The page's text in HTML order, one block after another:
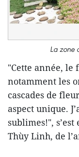
La zone
"Cette année, le
notamment les
cascades de
aspect unique.
sublimes!",
Thùy Linh, de